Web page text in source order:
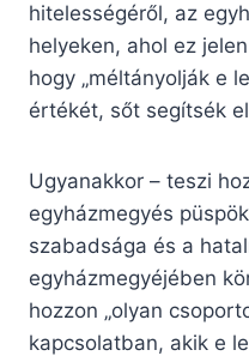
hitelességéről, az
helyeken, ahol ez
hogy „méltányolják e
értékét, sőt segítsék
Ugyanakkor – teszi
egyházmegyés
szabadsága és a
egyházmegyéjében
hozzon „olyan
kapcsolatban, akik e